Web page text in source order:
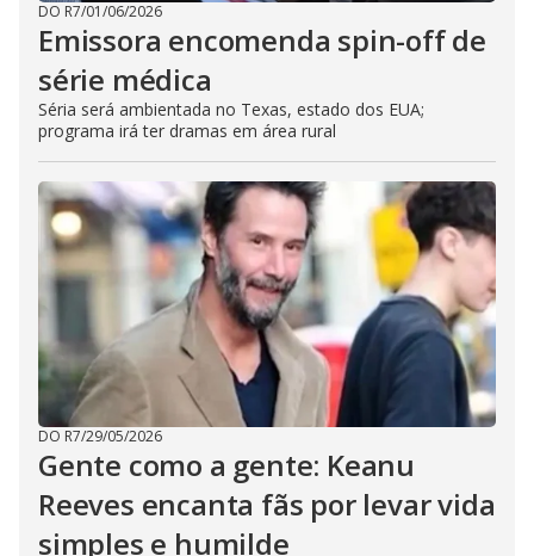
DO R7/01/06/2026
Emissora encomenda spin-off de
série médica
Séria será ambientada no Texas, estado dos EUA;
programa irá ter dramas em área rural
DO R7/29/05/2026
Gente como a gente: Keanu
Reeves encanta fãs por levar vida
simples e humilde